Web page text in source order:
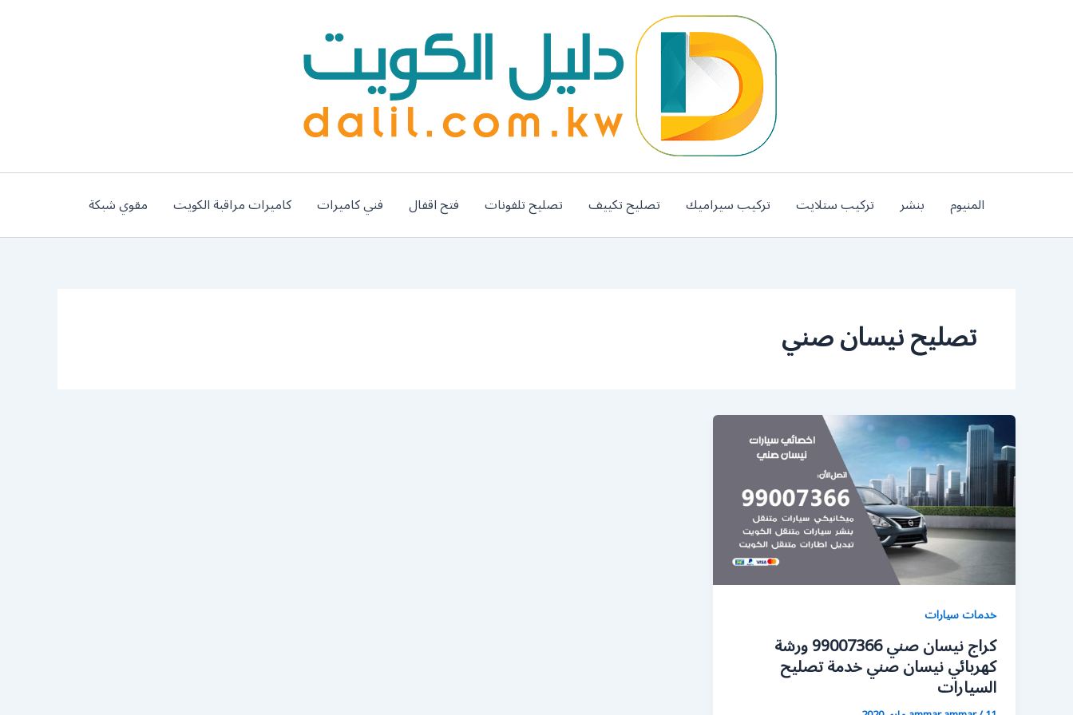
المنيوم بنشر تركيب ستلايت تركيب سيراميك تصليح تكييف تصليح تلفونات فتح اقفال فني كاميرات كاميرات مراقبة الكويت مقوي شبكة
تصليح نيسان صني
خدمات سيارات
كراج نيسان صني 99007366 ورشة
كهربائي نيسان صني خدمة تصليح
السيارات